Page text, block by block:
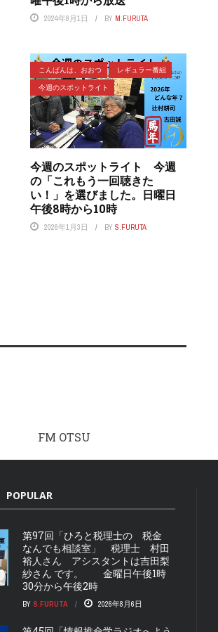
2024年8月1日 BY M.FURUTA
こんばんは、おおつ
レギュラー番組
今週のスポットライト
今週のスポットライト 今週
の「これもう一回聴きた
い！」を選びました。日曜日
午後8時から10時
2026年1月3日 BY S.FURUTA
FM OTSU
POPULAR
第97回「ひろと税理士の 税金
なんでも相談室」 税理士 村田
裕人さん アシスタントは吉田梨
紗さん です。 金曜日午後1時
30分から午後2時
BY S.FURUTA 2026年8月6日